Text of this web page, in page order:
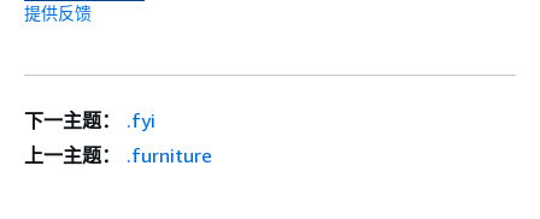
提供反馈
下一主题：
.fyi
上一主题：
.furniture